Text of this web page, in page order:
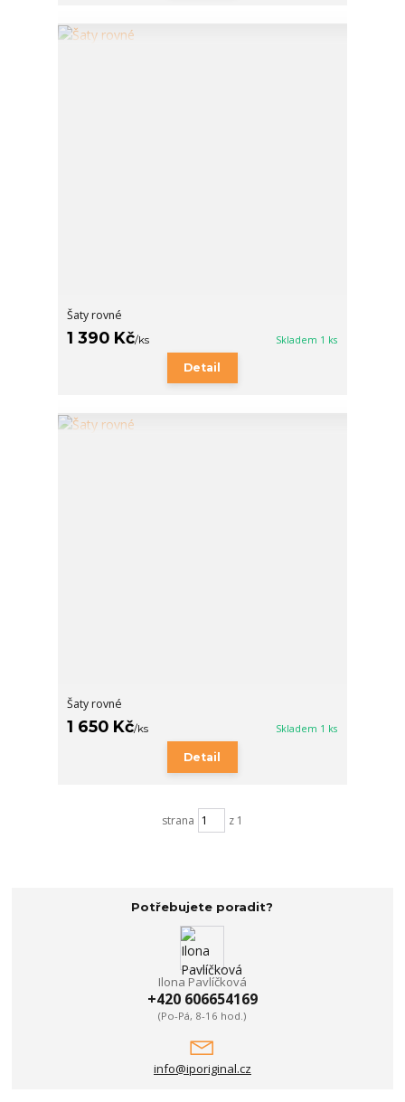
Šaty rovné
1 390 Kč/ks Skladem 1 ks
Detail
Šaty rovné
1 650 Kč/ks Skladem 1 ks
Detail
strana z 1
Potřebujete poradit?
Ilona Pavlíčková
+420 606654169
(Po-Pá, 8-16 hod.)
info@iporiginal.cz